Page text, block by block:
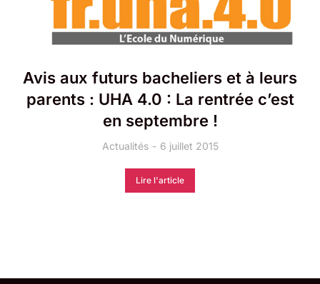
Avis aux futurs bacheliers et à leurs
parents : UHA 4.0 : La rentrée c’est
en septembre !
Actualités 6 juillet 2015
Lire l'article